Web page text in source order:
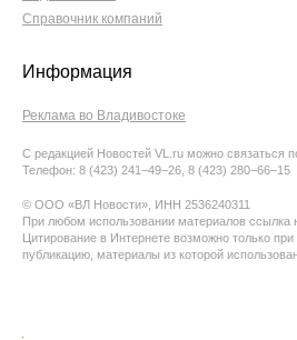
Справочник компаний
Информация
Реклама во Владивостоке
С редакцией Новостей VL.ru можно связаться
Телефон: 8 (423) 241−49−26, 8 (423) 280−66−15
© ООО «ВЛ Новости», ИНН 2536240311
При любом использовании материалов ссылка
Цитирование в Интернете возможно только
публикацию, материалы из которой